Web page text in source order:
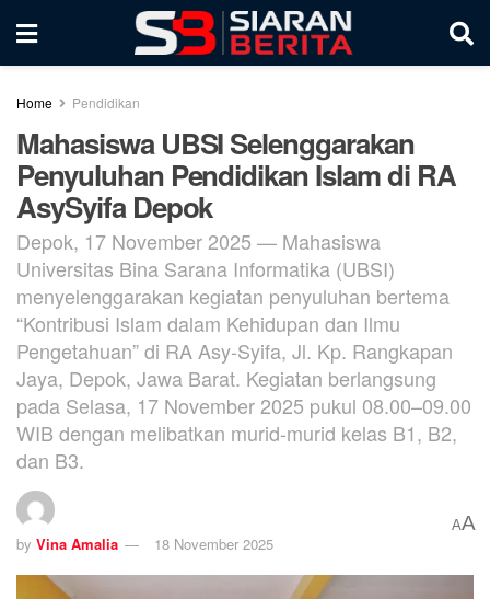
Home Pendidikan
Mahasiswa UBSI Selenggarakan
Penyuluhan Pendidikan Islam di RA
AsySyifa Depok
Depok, 17 November 2025 — Mahasiswa
Universitas Bina Sarana Informatika (UBSI)
menyelenggarakan kegiatan penyuluhan bertema
“Kontribusi Islam dalam Kehidupan dan Ilmu
Pengetahuan” di RA Asy-Syifa, Jl. Kp. Rangkapan
Jaya, Depok, Jawa Barat. Kegiatan berlangsung
pada Selasa, 17 November 2025 pukul 08.00–09.00
WIB dengan melibatkan murid-murid kelas B1, B2,
dan B3.
by Vina Amalia 18 November 2025
AA